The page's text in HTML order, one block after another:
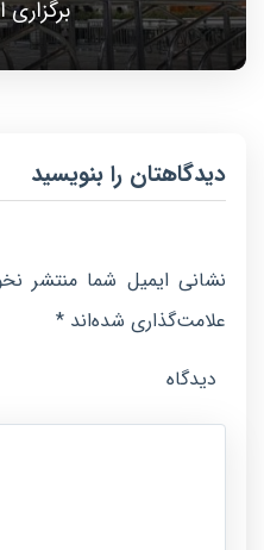
دیدگاهتان را بنویسید
نشانی ایمیل شما منتشر
علامت‌گذاری شده‌اند*
دیدگاه